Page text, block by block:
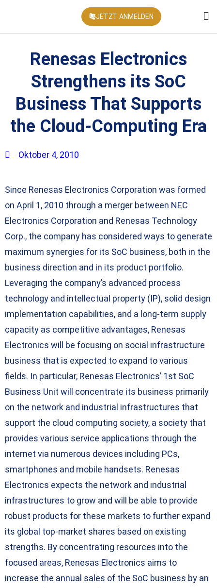
JETZT ANMELDEN
Renesas Electronics
Strengthens its SoC
Business That Supports
the Cloud-Computing Era
Oktober 4, 2010
Since Renesas Electronics Corporation was formed
on April 1, 2010 through a merger between NEC
Electronics Corporation and Renesas Technology
Corp., the company has considered ways to generate
maximum synergies for its SoC business, both in the
business direction and in its product portfolio.
Leveraging the company’s advanced process
technology and intellectual property (IP), solid design
implementation capabilities, and a long-term supply
capacity as competitive advantages, Renesas
Electronics will be focusing on social infrastructure
business that is expected to expand to various
fields. In particular, Renesas Electronics’ 1st SoC
Business Unit will concentrate its business primarily
on the network and industrial infrastructures that
support the cloud computing society, a society that
provides various service applications through the
internet via numerous devices including PCs,
smartphones and mobile handsets. Renesas
Electronics expects the network and industrial
infrastructures to grow and will be able to provide
robust products for these markets to further expand
its global top-market shares based on existing
strengths. By concentrating resources into the
focused areas, Renesas Electronics aims to
increase the annual sales of the SoC business by an